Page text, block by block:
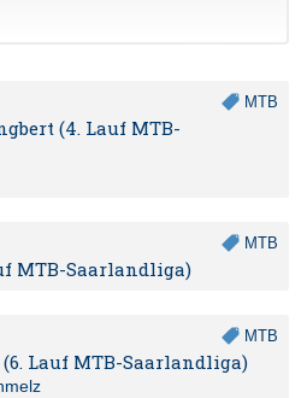
MTB
(4. Lauf MTB-
MTB
MTB-Saarlandliga)
MTB
Lauf MTB-Saarlandliga)